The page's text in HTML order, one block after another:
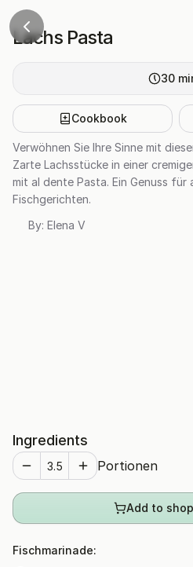
Lachs Pasta
30
Cookbook
Verwöhnen Sie Ihre Sinne mit
Zarte Lachsstücke in einer
mit al dente Pasta. Ein Genuss für
Fischgerichten.
By: Elena V
Ingredients
Portionen
Add to
Fischmarinade: